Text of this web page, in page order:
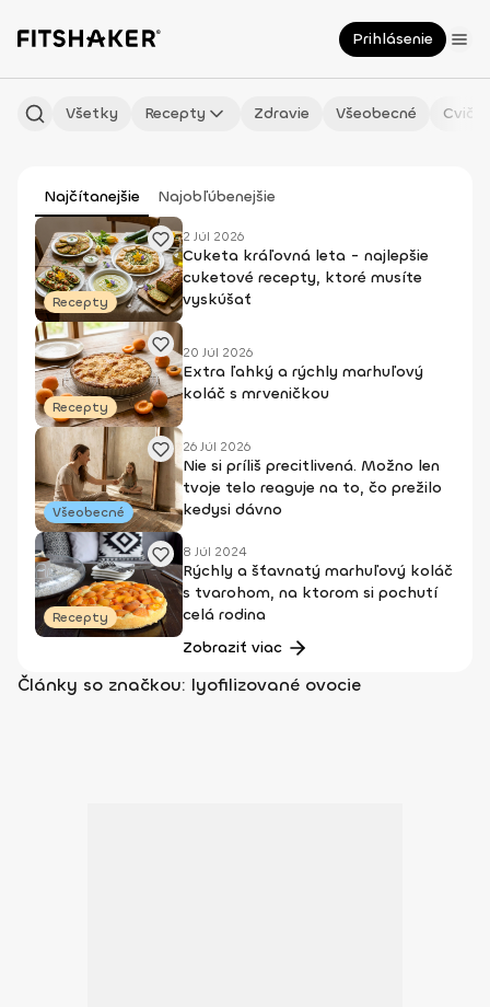
Prihlásenie
Všetky Recepty Zdravie Všeobecné
Najčítanejšie Najobľúbenejšie
Recepty
2 Júl 2026
Cuketa kráľovná leta - najlepšie
cuketové recepty, ktoré musíte
vyskúšať
Recepty
20 Júl 2026
Extra ľahký a rýchly marhuľový
koláč s mrveničkou
Všeobecné
26 Júl 2026
Nie si príliš precitlivená. Možno len
tvoje telo reaguje na to, čo prežilo
kedysi dávno
Recepty
8 Júl 2024
Rýchly a šťavnatý marhuľový koláč
s tvarohom, na ktorom si pochutí
celá rodina
Zobraziť viac
Články so značkou: lyofilizované ovocie